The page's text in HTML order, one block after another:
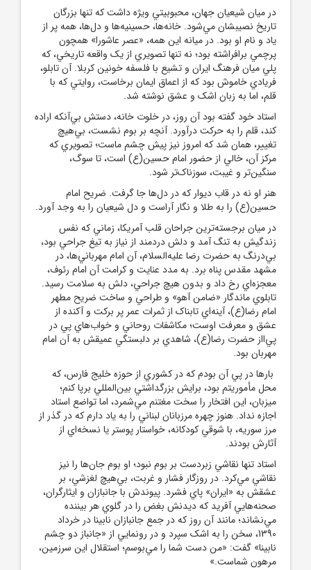
در ميان شيعيان جهان، محبوبيتي ويژه داشت که تنها بزرگان
تاريخ نصيبشان مي‌شود. خانه‌ها، حسينيه‌ها و دل‌ها، همه پر از
ياد و نام او بود. در ميانه اين همه، «عصر عاشورا» همچون
پرچمي برافراشته بود؛ نه تنها تصويري از يک واقعه تاريخي، که
پلي ميان فرهنگ ايران و تشيع با فلسفه خونين کربلا. آن تابلو،
فريادي خاموش بود که از اعماق ايمان برخاست، روايتي که با
قلم، اما به زبان اشک و عشق نوشته شد.
استاد خود گفته بود آن روز، در خلوت خانه، دستش بي‌آنکه اراده
کند، قلم را به حرکت درآورد. آنچه بر بوم نشست، بي‌هيچ
تغيير، همان شد که امروز نيز پيش چشم ماست؛ تصويري که
مرکز آن، خالي از حضور امام حسين(ع) است، تا سوگ،
سنگين‌تر و غيبت، سوزناک‌تر شود.
هنر او نه در قاب ديوار که در دل‌ها جا گرفت. ضريح امام
حسين(ع) را به طلا و نگار آراست و دل شيعيان را به وجد آورد.
در ميان برجسته‌ترين جراحان قلب آمريکا، زماني که نفس
زندگيش به تنگ آمد و دلش دردمند از نياز به تيغ جراحي بود،
بي‌درنگ به حضرت رضا عليه‌السلام، آن امام مهرباني‌ها، در
مشهد مقدس پناه برد. به مدد عنايت و کرامت آن امام رئوف،
معجزه‌اي رخ داد و بدون هيچ جراحي، دلش به سلامت رسيد.
تابلوي ماندگار «ضامن آهو» و طراحي و ساخت ضريح مطهر
امام رضا(ع)، آينه‌اي تابناک از ثمرات عمر پر برکت و آکنده از
عشق و معرفت اوست؛ مکاشفات روحاني و خواب‌هاي پي در
پي‌ااز حضرت رضا(ع)، شاهدي بر دلبستگي عميقش به آن امام
مهربان بود.
بارها در پي آن بودم که در کشوري از حوزه خليج فارس، كه
محل مأموريتم بود، برايش بزرگداشتي بين‌المللي برپا کنم؛
ميزبان، اين افتخار را سخت مغتنم مي‌شمرد، اما تواضع استاد
اجازه نداد. هنوز چهره مرزبانان لبناني را به ياد دارم که در گذر از
مرز سوريه، با شوقي کودکانه، خواستار پوستر يا نسخه‌اي از
آثارش بودند.
استاد تنها نقاشي زبردست بر بوم نبود؛ او بوم جان‌ها را نيز
نقاشي مي‌کرد. در روزگار فشار و غربت، بي‌هيچ لغزشي، بر
عشقش به «ايران» پاي فشرد. پيوندش با جانبازان و ايثارگران،
صحنه‌هايي آفريد که ديدنش بغض را در گلوي هر بيننده
مي‌نشاند؛ مانند آن روز که در جمع جانبازان نابينا در خرداد
1390، سخن را به اشک سپرد و در رونمايي از «جانباز دو چشم
نابينا» گفت: «من دست شما را مي‌بوسم؛ استقلال اين سرزمين،
مرهون شماست.»